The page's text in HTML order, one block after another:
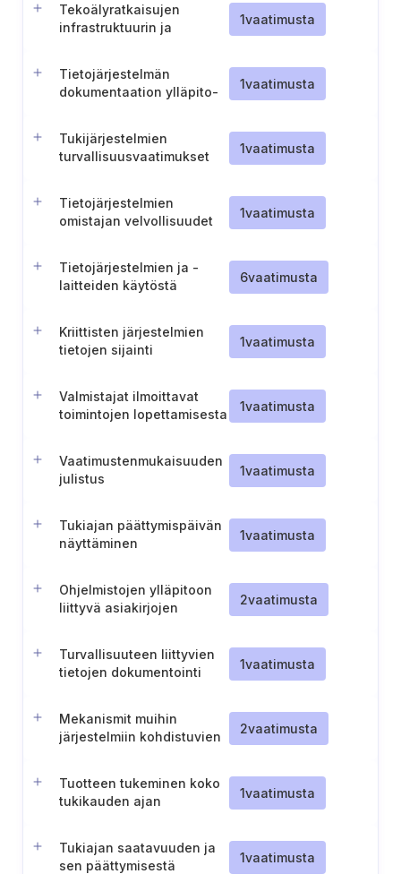
Tekoälyratkaisujen
infrastruktuurin ja
1vaatimusta
Tietojärjestelmän
dokumentaation ylläpito-
1vaatimusta
Tukijärjestelmien
turvallisuusvaatimukset
1vaatimusta
Tietojärjestelmien
omistajan velvollisuudet
1vaatimusta
Tietojärjestelmien ja -
laitteiden käytöstä
6vaatimusta
Kriittisten järjestelmien
tietojen sijainti
1vaatimusta
Valmistajat ilmoittavat
toimintojen lopettamisesta
1vaatimusta
Vaatimustenmukaisuuden
julistus
1vaatimusta
Tukiajan päättymispäivän
näyttäminen
1vaatimusta
Ohjelmistojen ylläpitoon
liittyvä asiakirjojen
2vaatimusta
Turvallisuuteen liittyvien
tietojen dokumentointi
1vaatimusta
Mekanismit muihin
järjestelmiin kohdistuvien
minimoimiseksi
2vaatimusta
Tuotteen tukeminen koko
tukikauden ajan
1vaatimusta
Tukiajan saatavuuden ja
sen päättymisestä
1vaatimusta